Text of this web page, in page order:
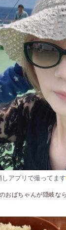
しアプリで撮ってます
おばちゃんが隠岐な